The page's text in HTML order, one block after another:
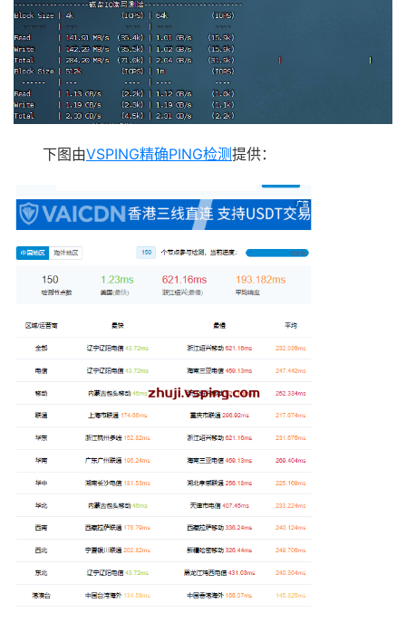
下图由VSPING精确PING检测提供：